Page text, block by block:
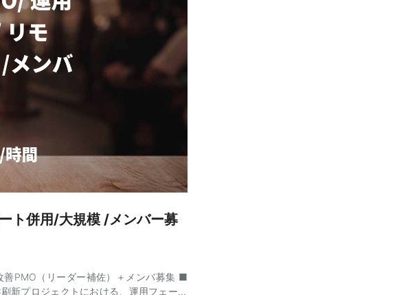
ージ化 o 各部門の独自業務に特化した
グ・研修用教材の高速なコンテンツ化 o
・動画スクリプト等）の迅速な作成 o 各
の登壇・講師（スピーカー）対応 o 作成
求める人物像（スキル・経験） 必須要件
製品群）における具体的なプロンプ
報管理が厳格な業界におけるITツール導
ルダー調整能力（異なる部門の担当者間
ション力） • 研修教材やビジネス資料
いて説明できる高い講師（登壇）能力 歓
ツール（ChatGPT、Gemini等）のビジネ
シー教育全体のPM（プロジェクトマネジ
算：〜90万 ■精算：140-180予定 ■面
＝＝＝＝＝＝＝＝＝＝＝
ト併用/大規模 /メンバー募
PMO（リーダー補佐）＋メンバ募集 ■
新プロジェクトにおける、運用フェーズ